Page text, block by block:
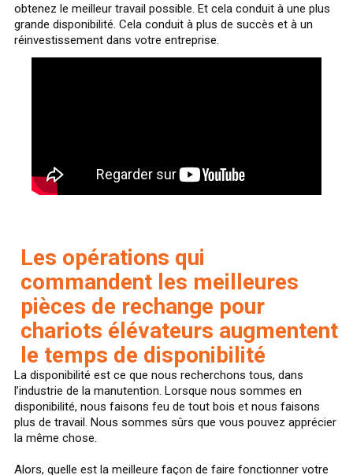
obtenez le meilleur travail possible. Et cela conduit à une plus
grande disponibilité. Cela conduit à plus de succès et à un
réinvestissement dans votre entreprise.
Les opérations qui
commandent les meilleures
pièces de rechange pour
chariots élévateurs augmentent
le temps de disponibilité
La disponibilité est ce que nous recherchons tous, dans
l’industrie de la manutention. Lorsque nous sommes en
disponibilité, nous faisons feu de tout bois et nous faisons
plus de travail. Nous sommes sûrs que vous pouvez apprécier
la même chose.
Alors, quelle est la meilleure façon de faire fonctionner votre